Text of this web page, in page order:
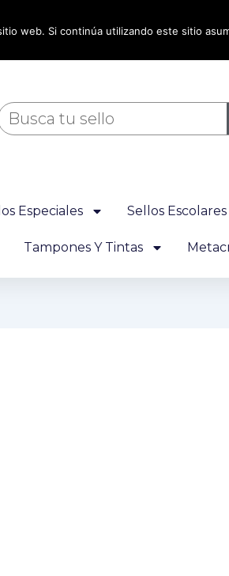
Buscar
Especiales Sellos Escolares
Tampones Y Tintas
web. Si continúa utilizando este sitio